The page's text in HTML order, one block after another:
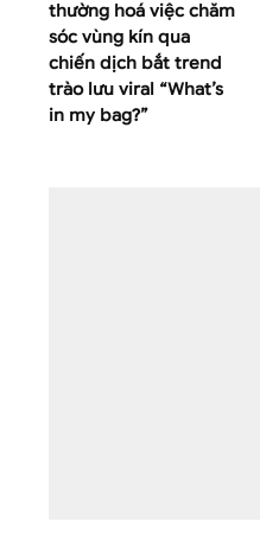
thường hoá việc chăm
sóc vùng kín qua
chiến dịch bắt trend
trào lưu viral “What’s
in my bag?”